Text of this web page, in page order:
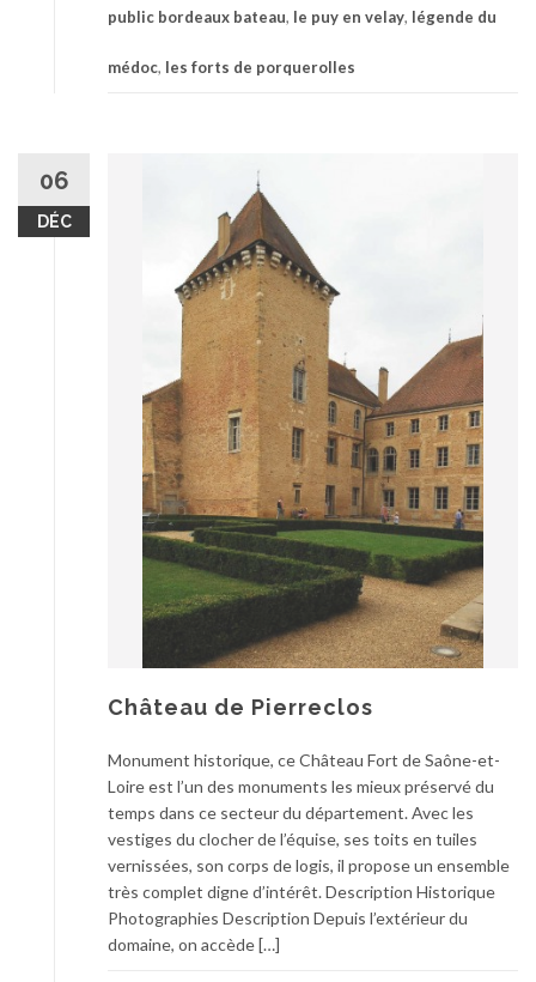
public bordeaux bateau, le puy en velay, légende du
médoc, les forts de porquerolles
06
DÉC
Château de Pierreclos
Monument historique, ce Château Fort de Saône-et-
Loire est l’un des monuments les mieux préservé du
temps dans ce secteur du département. Avec les
vestiges du clocher de l’équise, ses toits en tuiles
vernissées, son corps de logis, il propose un ensemble
très complet digne d’intérêt. Description Historique
Photographies Description Depuis l’extérieur du
domaine, on accède […]